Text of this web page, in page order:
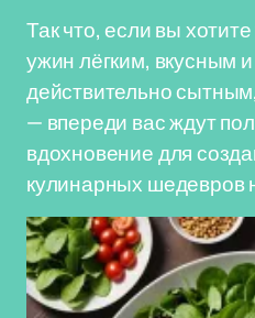
Так что, если вы
ужин лёгким, вкусным
действительно
— впереди вас ждут
вдохновение для
кулинарных шедевров